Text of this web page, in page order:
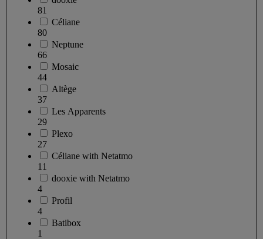
81
Céliane
80
Neptune
66
Mosaic
44
Altège
37
Les Apparents
29
Plexo
27
Céliane with Netatmo
11
dooxie with Netatmo
4
Profil
4
Batibox
1